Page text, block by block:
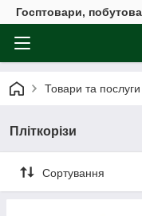
Госптовари,
Товари та послуги
Пліткорізи
Сортування